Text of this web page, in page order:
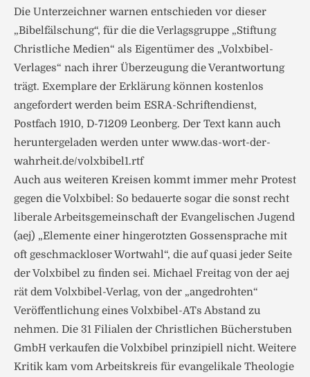
Die Unterzeichner warnen entschieden vor dieser
„Bibelfälschung“, für die die Verlagsgruppe „Stiftung
Christliche Medien“ als Eigentümer des „Volxbibel-
Verlages“ nach ihrer Überzeugung die Verantwortung
trägt. Exemplare der Erklärung können kostenlos
angefordert werden beim ESRA-Schriftendienst,
Postfach 1910, D-71209 Leonberg. Der Text kann auch
heruntergeladen werden unter www.das-wort-der-
wahrheit.de/volxbibel1.rtf
Auch aus weiteren Kreisen kommt immer mehr Protest
gegen die Volxbibel: So bedauerte sogar die sonst recht
liberale Arbeitsgemeinschaft der Evangelischen Jugend
(aej) „Elemente einer hingerotzten Gossensprache mit
oft geschmackloser Wortwahl“, die auf quasi jeder Seite
der Volxbibel zu finden sei. Michael Freitag von der aej
rät dem Volxbibel-Verlag, von der „angedrohten“
Veröffentlichung eines Volxbibel-ATs Abstand zu
nehmen. Die 31 Filialen der Christlichen Bücherstuben
GmbH verkaufen die Volxbibel prinzipiell nicht. Weitere
Kritik kam vom Arbeitskreis für evangelikale Theologie